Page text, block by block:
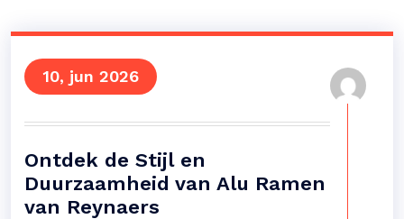
10, jun 2026
Ontdek de Stijl en
Duurzaamheid van Alu Ramen
van Reynaers